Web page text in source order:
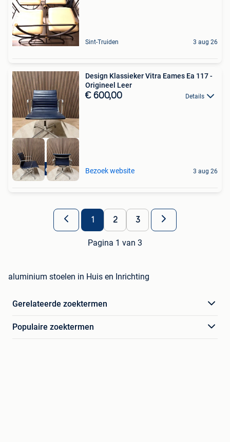
Sint-Truiden 3 aug 26
Gratis levering
Design Klassieker Vitra Eames Ea 117 -
Origineel Leer
€ 600,00 Details
Bezoek website 3 aug 26
1 2 3
Pagina 1 van 3
aluminium stoelen in Huis en Inrichting
Gerelateerde zoektermen
Populaire zoektermen